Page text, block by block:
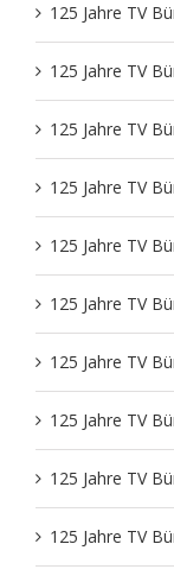
125 Jahre TV
125 Jahre TV
125 Jahre TV
125 Jahre TV
125 Jahre TV
125 Jahre TV
125 Jahre TV
125 Jahre TV
125 Jahre TV
125 Jahre TV